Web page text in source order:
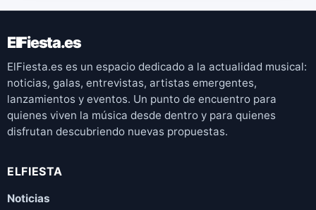
ElFiesta.es
ElFiesta.es es un espacio dedicado a la actualidad musical:
noticias, galas, entrevistas, artistas emergentes,
lanzamientos y eventos. Un punto de encuentro para
quienes viven la música desde dentro y para quienes
disfrutan descubriendo nuevas propuestas.
ELFIESTA
Noticias